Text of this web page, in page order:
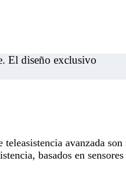
El diseño exclusivo
avanzada son
basados en